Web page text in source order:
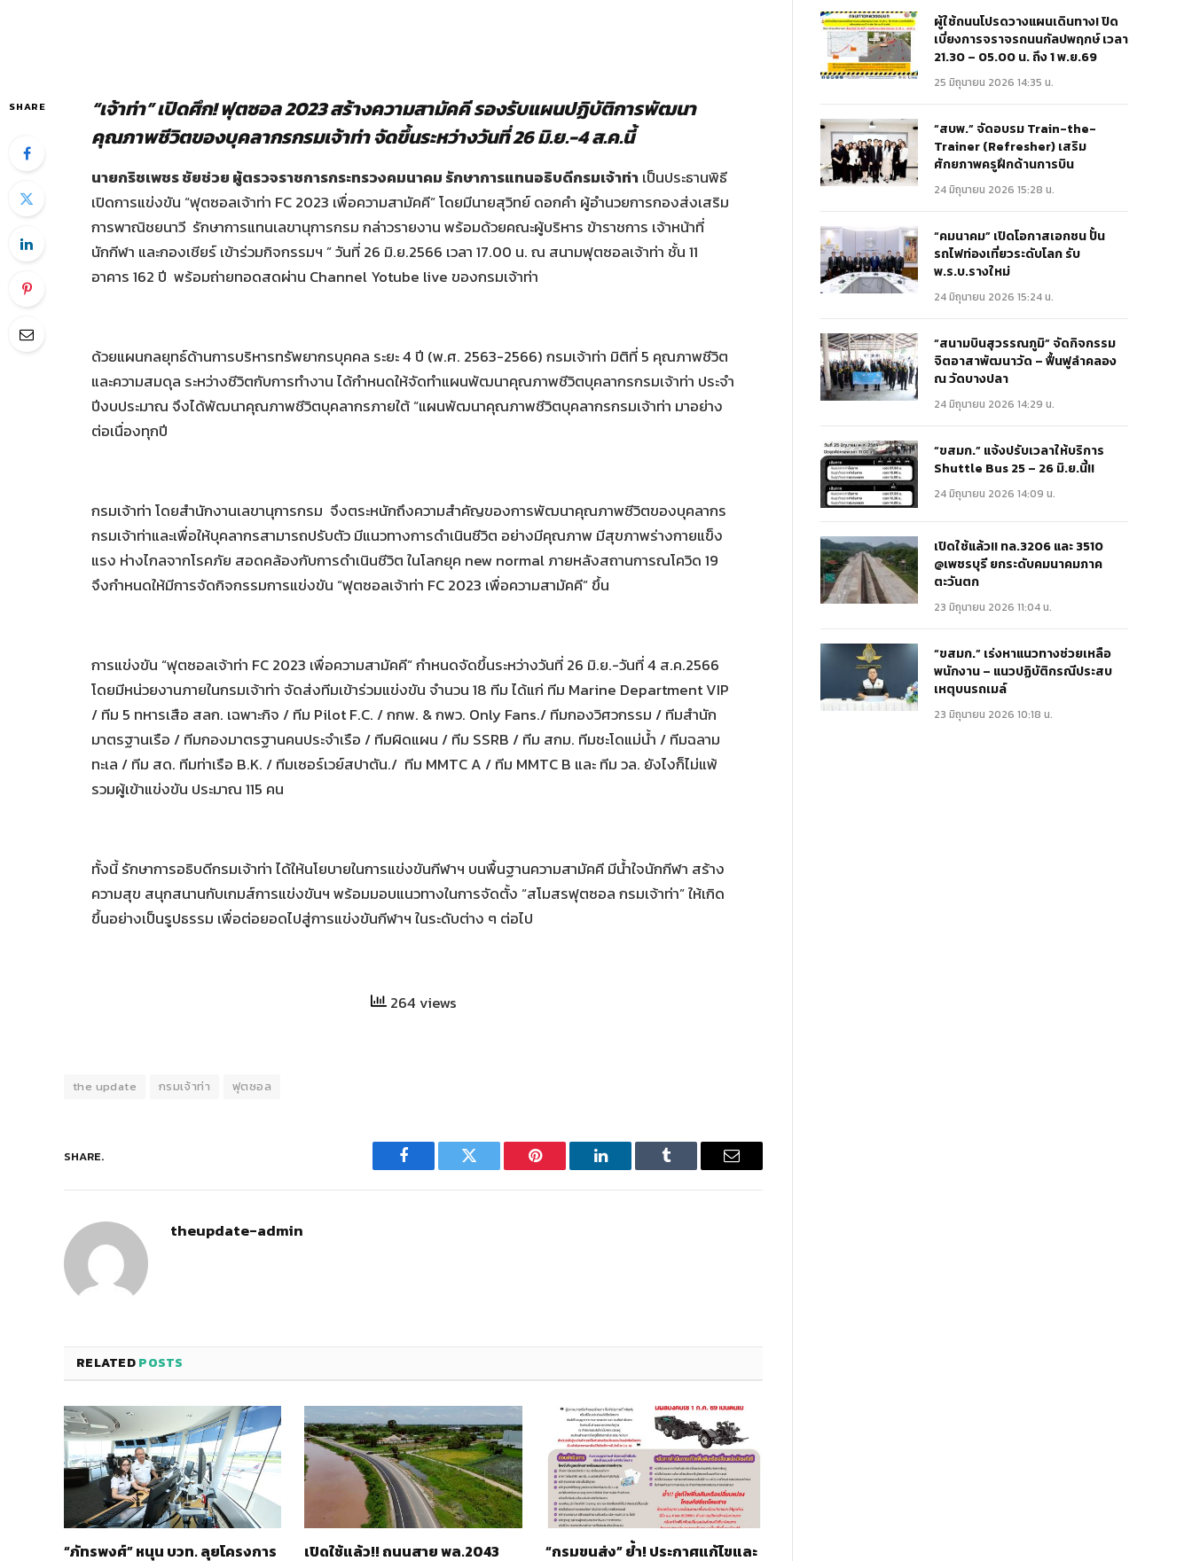
SHARE
“เจ้าท่า” เปิดศึก! ฟุตซอล 2023 สร้างความสามัคคี รองรับแผนปฏิบัติการพัฒนา
คุณภาพชีวิตของบุคลากรกรมเจ้าท่า จัดขึ้นระหว่างวันที่ 26 มิ.ย.-4 ส.ค.นี้
นายกริชเพชร ชัยช่วย ผู้ตรวจราชการกระทรวงคมนาคม รักษาการแทนอธิบดีกรมเจ้าท่า เป็นประธานพิธี
เปิดการแข่งขัน “ฟุตซอลเจ้าท่า FC 2023 เพื่อความสามัคคี” โดยมีนายสุวิทย์ ดอกคำ ผู้อำนวยการกองส่งเสริม
การพาณิชยนาวี รักษาการแทนเลขานุการกรม กล่าวรายงาน พร้อมด้วยคณะผู้บริหาร ข้าราชการ เจ้าหน้าที่
นักกีฬา และกองเชียร์ เข้าร่วมกิจกรรมฯ ” วันที่ 26 มิ.ย.2566 เวลา 17.00 น. ณ สนามฟุตซอลเจ้าท่า ชั้น 11
อาคาร 162 ปี พร้อมถ่ายทอดสดผ่าน Channel Yotube live ของกรมเจ้าท่า
ด้วยแผนกลยุทธ์ด้านการบริหารทรัพยากรบุคคล ระยะ 4 ปี (พ.ศ. 2563-2566) กรมเจ้าท่า มิติที่ 5 คุณภาพชีวิต
และความสมดุล ระหว่างชีวิตกับการทํางาน ได้กําหนดให้จัดทําแผนพัฒนาคุณภาพชีวิตบุคลากรกรมเจ้าท่า ประจํา
ปีงบประมาณ จึงได้พัฒนาคุณภาพชีวิตบุคลากรภายใต้ “แผนพัฒนาคุณภาพชีวิตบุคลากรกรมเจ้าท่า มาอย่าง
ต่อเนื่องทุกปี
กรมเจ้าท่า โดยสํานักงานเลขานุการกรม จึงตระหนักถึงความสําคัญของการพัฒนาคุณภาพชีวิตของบุคลากร
กรมเจ้าท่าและเพื่อให้บุคลากรสามารถปรับตัว มีแนวทางการดําเนินชีวิต อย่างมีคุณภาพ มีสุขภาพร่างกายแข็ง
แรง ห่างไกลจากโรคภัย สอดคล้องกับการดําเนินชีวิต ในโลกยุค new normal ภายหลังสถานการณโควิด 19
จึงกำหนดให้มีการจัดกิจกรรมการแข่งขัน “ฟุตซอลเจ้าท่า FC 2023 เพื่อความสามัคคี” ขึ้น
การแข่งขัน “ฟุตซอลเจ้าท่า FC 2023 เพื่อความสามัคคี” กำหนดจัดขึ้นระหว่างวันที่ 26 มิ.ย.-วันที่ 4 ส.ค.2566
โดยมีหน่วยงานภายในกรมเจ้าท่า จัดส่งทีมเข้าร่วมแข่งขัน จำนวน 18 ทีม ได้แก่ ทีม Marine Department VIP
/ ทีม 5 ทหารเสือ สลก. เฉพาะกิจ / ทีม Pilot F.C. / กกพ. & กพว. Only Fans./ ทีมกองวิศวกรรม / ทีมสำนัก
มาตรฐานเรือ / ทีมกองมาตรฐานคนประจำเรือ / ทีมผิดแผน / ทีม SSRB / ทีม สกม. ทีมชะโดแม่น้ำ / ทีมฉลาม
ทะเล / ทีม สด. ทีมท่าเรือ B.K. / ทีมเซอร์เวย์สปาตัน./ ทีม MMTC A / ทีม MMTC B และ ทีม วล. ยังไงก็ไม่แพ้
รวมผู้เข้าแข่งขัน ประมาณ 115 คน
ทั้งนี้ รักษาการอธิบดีกรมเจ้าท่า ได้ให้นโยบายในการแข่งขันกีฬาฯ บนพื้นฐานความสามัคคี มีน้ำใจนักกีฬา สร้าง
ความสุข สนุกสนานกับเกมส์การแข่งขันฯ พร้อมมอบแนวทางในการจัดตั้ง “สโมสรฟุตซอล กรมเจ้าท่า” ให้เกิด
ขึ้นอย่างเป็นรูปธรรม เพื่อต่อยอดไปสู่การแข่งขันกีฬาฯ ในระดับต่าง ๆ ต่อไป
264 views
the update กรมเจ้าท่า ฟุตซอล
SHARE.
Facebook Twitter Pinterest LinkedIn Tumblr Email
theupdate-admin
RELATEDPOSTS
“ภัทรพงศ์” หนุน บวท. ลุยโครงการ
เปิดใช้แล้ว!! ถนนสาย พล.2043
“กรมขนส่ง” ย้ำ! ประกาศแก้ไขและ
ผู้ใช้ถนนโปรดวางแผนเดินทาง! ปิด
เบี่ยงการจราจรถนนกัลปพฤกษ์ เวลา
21.30 – 05.00 น. ถึง 1 พ.ย.69
25 มิถุนายน 2026 14:35 น.
“สบพ.” จัดอบรม Train-the-
Trainer (Refresher) เสริม
ศักยภาพครูฝึกด้านการบิน
24 มิถุนายน 2026 15:28 น.
“คมนาคม” เปิดโอกาสเอกชน ปั้น
รถไฟท่องเที่ยวระดับโลก รับ
พ.ร.บ.รางใหม่
24 มิถุนายน 2026 15:24 น.
“สนามบินสุวรรณภูมิ” จัดกิจกรรม
จิตอาสาพัฒนาวัด – ฟื้นฟูลำคลอง
ณ วัดบางปลา
24 มิถุนายน 2026 14:29 น.
“ขสมก.” แจ้งปรับเวลาให้บริการ
Shuttle Bus 25 – 26 มิ.ย.นี้!!
24 มิถุนายน 2026 14:09 น.
เปิดใช้แล้ว!! ทล.3206 และ 3510
@เพชรบุรี ยกระดับคมนาคมภาค
ตะวันตก
23 มิถุนายน 2026 11:04 น.
“ขสมก.” เร่งหาแนวทางช่วยเหลือ
พนักงาน – แนวปฏิบัติกรณีประสบ
เหตุบนรถเมล์
23 มิถุนายน 2026 10:18 น.